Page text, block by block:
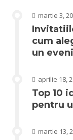
martie 3,
cum
un
aprilie 18,
Top 10
pentru
martie 13,